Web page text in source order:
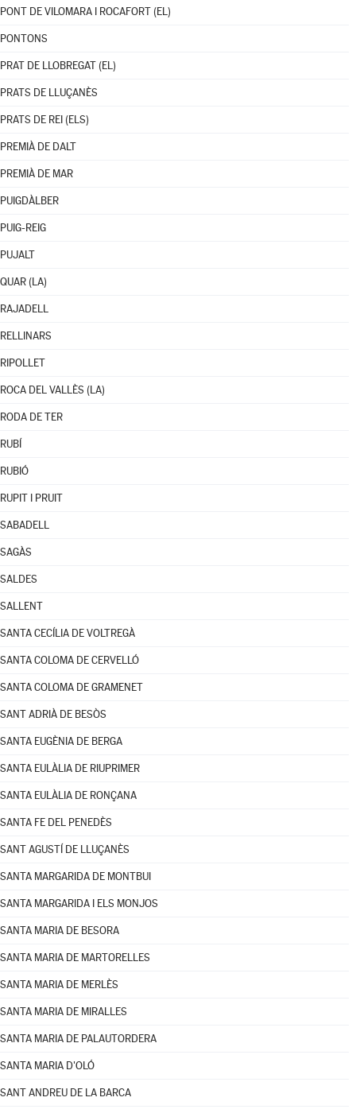
PONT DE VILOMARA I ROCAFORT (EL)
PONTONS
PRAT DE LLOBREGAT (EL)
PRATS DE LLUÇANÈS
PRATS DE REI (ELS)
PREMIÀ DE DALT
PREMIÀ DE MAR
PUIGDÀLBER
PUIG-REIG
PUJALT
QUAR (LA)
RAJADELL
RELLINARS
RIPOLLET
ROCA DEL VALLÈS (LA)
RODA DE TER
RUBÍ
RUBIÓ
RUPIT I PRUIT
SABADELL
SAGÀS
SALDES
SALLENT
SANTA CECÍLIA DE VOLTREGÀ
SANTA COLOMA DE CERVELLÓ
SANTA COLOMA DE GRAMENET
SANT ADRIÀ DE BESÒS
SANTA EUGÈNIA DE BERGA
SANTA EULÀLIA DE RIUPRIMER
SANTA EULÀLIA DE RONÇANA
SANTA FE DEL PENEDÈS
SANT AGUSTÍ DE LLUÇANÈS
SANTA MARGARIDA DE MONTBUI
SANTA MARGARIDA I ELS MONJOS
SANTA MARIA DE BESORA
SANTA MARIA DE MARTORELLES
SANTA MARIA DE MERLÈS
SANTA MARIA DE MIRALLES
SANTA MARIA DE PALAUTORDERA
SANTA MARIA D'OLÓ
SANT ANDREU DE LA BARCA